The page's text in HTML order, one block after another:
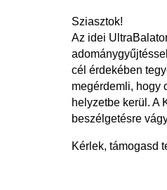
Sziasztok!
Az idei
cél érdekében
megérdemli, hogy
helyzetbe kerül. A
beszélgetésre
Kérlek, támogasd